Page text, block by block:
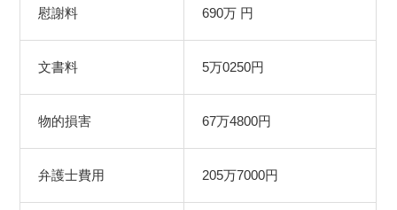
慰謝料 690万 円
文書料 5万0250円
物的損害 67万4800円
弁護士費用 205万7000円